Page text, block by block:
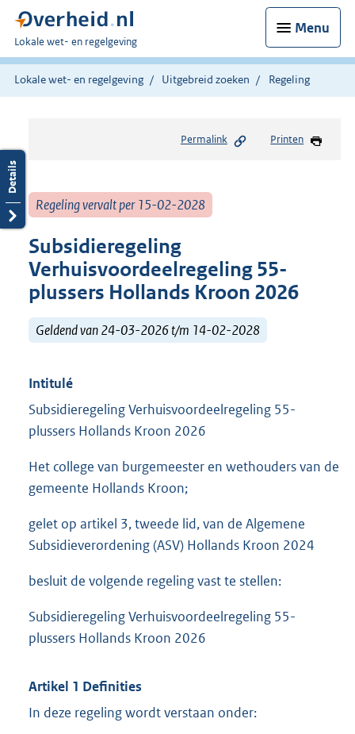
Menu
U
bent
hier:
Lokale wet- en regelgeving
Lokale wet- en regelgeving Uitgebreid zoeken Regeling
Permalink Printen
Regeling vervalt per 15-02-2028
Subsidieregeling
Verhuisvoordeelregeling 55-
plussers Hollands Kroon 2026
Geldend van 24-03-2026 t/m 14-02-2028
Intitulé
Subsidieregeling Verhuisvoordeelregeling 55-
plussers Hollands Kroon 2026
Het college van burgemeester en wethouders van de
gemeente Hollands Kroon;
gelet op artikel 3, tweede lid, van de Algemene
Subsidieverordening (ASV) Hollands Kroon 2024
besluit de volgende regeling vast te stellen:
Subsidieregeling Verhuisvoordeelregeling 55-
plussers Hollands Kroon 2026
Artikel 1 Definities
In deze regeling wordt verstaan onder: